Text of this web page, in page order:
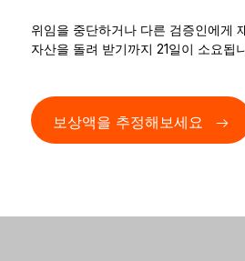
위임을 중단하거나 다른 검증인에게
자산을 돌려 받기까지 21일이 소요됩
보상액을 추정해보세요